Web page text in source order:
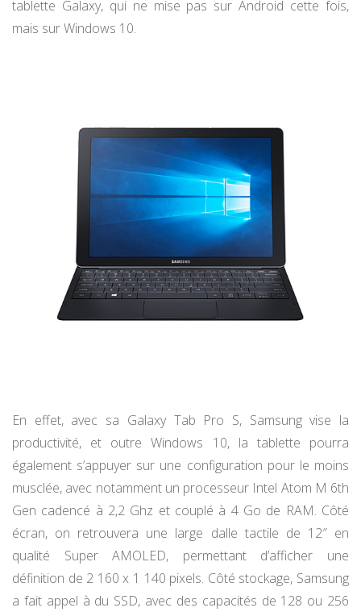
tablette Galaxy, qui ne mise pas sur Android cette fois,
mais sur Windows 10.
En effet, avec sa Galaxy Tab Pro S, Samsung vise la
productivité, et outre Windows 10, la tablette pourra
également s’appuyer sur une configuration pour le moins
musclée, avec notamment un processeur Intel Atom M 6th
Gen cadencé à 2,2 Ghz et couplé à 4 Go de RAM. Côté
écran, on retrouvera une large dalle tactile de 12″ en
qualité Super AMOLED, permettant d’afficher une
définition de 2 160 x 1 140 pixels. Côté stockage, Samsung
a fait appel à du SSD, avec des capacités de 128 ou 256